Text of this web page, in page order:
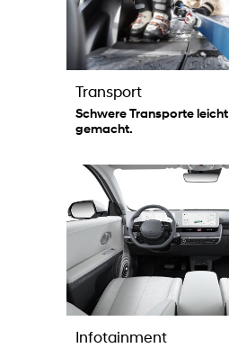
Transport
Schwere Transporte leicht
gemacht.
Infotainment